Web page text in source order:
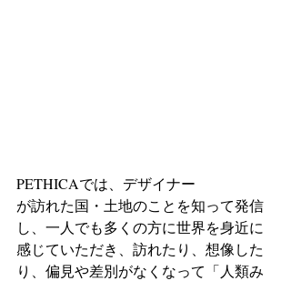
PETHICAでは、デザイナー
が訪れた国・土地のことを知って発信
し、一人でも多くの方に世界を身近に
感じていただき、訪れたり、想像した
り、偏見や差別がなくなって「人類み